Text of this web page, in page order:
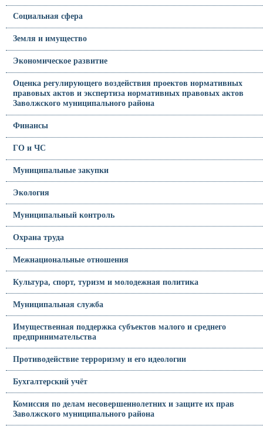
Социальная сфера
Земля и имущество
Экономическое развитие
Оценка регулирующего воздействия проектов нормативных
правовых актов и экспертиза нормативных правовых актов
Заволжского муниципального района
Финансы
ГО и ЧС
Муниципальные закупки
Экология
Муниципальный контроль
Охрана труда
Межнациональные отношения
Культура, спорт, туризм и молодежная политика
Муниципальная служба
Имущественная поддержка субъектов малого и среднего
предпринимательства
Противодействие терроризму и его идеологии
Бухгалтерский учёт
Комиссия по делам несовершеннолетних и защите их прав
Заволжского муниципального района